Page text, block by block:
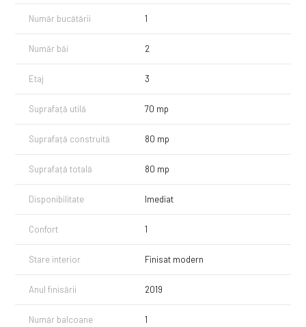
Loc de parcare inclus
🔹 Etaj: 3 / Bloc nou, bine întreținut
transport. Pădurea din apropiere oferă un cadru ideal pentru plimbări
sau activități în aer liber.
📞 Pentru mai multe detalii și programarea unei vizionări, te rugăm să
ne contactezi la 0751227000.
Număr bucătării 1
Număr băi 2
Etaj 3
Suprafață utilă 70 mp
Suprafață construită 80 mp
Suprafață totală 80 mp
Disponibilitate Imediat
Confort 1
Stare interior Finisat modern
Anul finisării 2019
Număr balcoane 1